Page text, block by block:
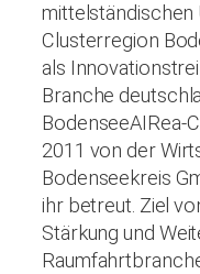
mittelständischen
Clusterregion
als
Branche
BodenseeAIRea-
2011 von der
Bodenseekreis
ihr betreut. Ziel
Stärkung und